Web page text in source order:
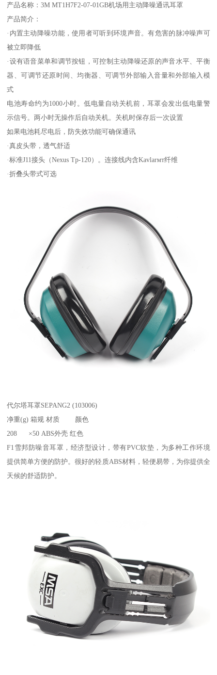
产品名称：3M MT1H7F2-07-01GB机场用主动降噪通讯耳罩
产品简介：
·内置主动降噪功能，使用者可听到环境声音。有危害的脉冲噪声可
被立即降低
·设有语音菜单和调节按钮，可控制主动降噪还原的声音水平、平衡
器、可调节还原时间、均衡器、可调节外部输入音量和外部输入模
式
电池寿命约为1000小时。低电量自动关机前，耳罩会发出低电量警
示信号。两小时无操作后自动关机。关机时保存后一次设置
如果电池耗尽电后，防失效功能可确保通讯
·真皮头带，透气舒适
·标准J11接头（Nexus Tp-120）。连接线内含Kavlarмт纤维
·折叠头带式可选
代尔塔耳罩SEPANG2 (103006)
净重(g) 箱规 材质 颜色
208 ×50 ABS外壳 红色
F1雪邦防噪音耳罩，经济型设计，带有PVC软垫，为多种工作环境
提供简单方便的防护。很好的轻质ABS材料，轻便易带，为你提供全
天候的舒适防护。